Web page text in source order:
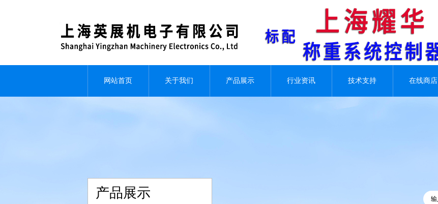
网站首页 关于我们 产品展示 行业资讯 技术支持 在线商店
产品展示